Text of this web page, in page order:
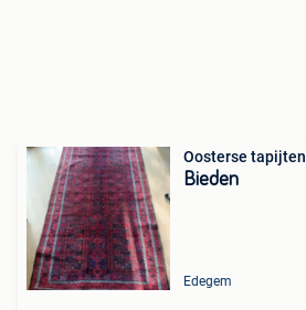
Oosterse tapijten
Bieden
Edegem